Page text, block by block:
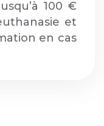
100 €
et
en cas